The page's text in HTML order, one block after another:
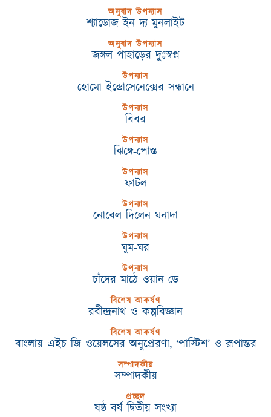
অনুবাদ উপন্যাস
শ্যাডোজ ইন দ্য মুনলাইট
অনুবাদ উপন্যাস
জঙ্গল পাহাড়ের দুঃস্বপ্ন
উপন্যাস
হোমো ইন্ডোসেনেক্সের সন্ধানে
উপন্যাস
বিবর
উপন্যাস
ঝিঙ্গে-পোস্ত
উপন্যাস
ফাটল
উপন্যাস
নোবেল দিলেন ঘনাদা
উপন্যাস
ঘুম-ঘর
উপন্যাস
চাঁদের মাঠে ওয়ান ডে
বিশেষ আকর্ষণ
রবীন্দ্রনাথ ও কল্পবিজ্ঞান
বিশেষ আকর্ষণ
বাংলায় এইচ জি ওয়েলসের অনুপ্রেরণা, ‘পাস্টিশ’ ও রূপান্তর
সম্পাদকীয়
সম্পাদকীয়
প্রচ্ছদ
ষষ্ঠ বর্ষ দ্বিতীয় সংখ্যা